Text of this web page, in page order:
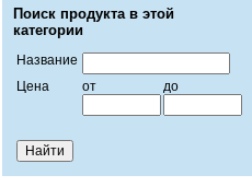
Поиск продукта в этой
категории
Название
Цена
от до